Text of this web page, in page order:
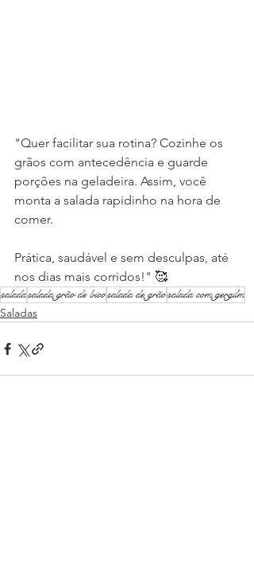
"Quer facilitar sua rotina? Cozinhe os
grãos com antecedência e guarde
porções na geladeira. Assim, você
monta a salada rapidinho na hora de
comer.
Prática, saudável e sem desculpas, até
nos dias mais corridos!" 🥰
saladasalada grão de bicosalada de grãosalada com gergilm
Saladas